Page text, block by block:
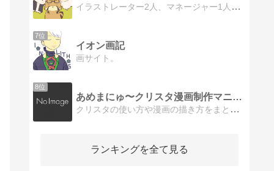
イラストレーター2人、マネージャー1人で構成された3人の漫画制作チームがお届けする、web漫画です。作者の体験談からフィクションまで、可愛いイラストを駆使して愉快痛快なストーリーをお届けします！
7位
イオン画記
画サイト。
8位
あめまにゅ〜クリスタ漫画制作マニュアル的なもの〜
クリスタの使い方や漫画の描き方をまとめたブログ
ランキングを全て見る